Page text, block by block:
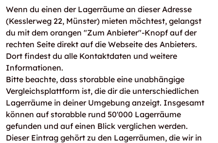
Wenn du einen der Lagerräume an dieser Adresse
(Kesslerweg 22, Münster) mieten möchtest, gelangst
du mit dem orangen "Zum Anbieter"-Knopf auf der
rechten Seite direkt auf die Webseite des Anbieters.
Dort findest du alle Kontaktdaten und weitere
Informationen.
Bitte beachte, dass storabble eine unabhängige
Vergleichsplattform ist, die dir die unterschiedlichen
Lagerräume in deiner Umgebung anzeigt. Insgesamt
können auf storabble rund 50'000 Lagerräume
gefunden und auf einen Blick verglichen werden.
Dieser Eintrag gehört zu den Lagerräumen, die wir in